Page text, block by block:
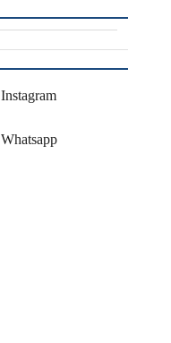
Instagram
Whatsapp